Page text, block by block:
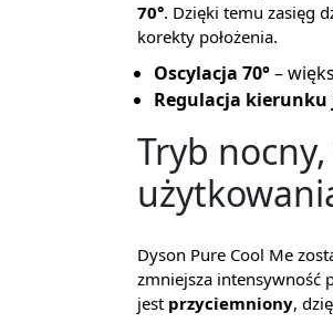
70°. Dzięki temu zasięg
korekty położenia.
Oscylacja 70°–
Regulacja
Tryb
Dyson Pure Cool Me
zmniejsza intensywność
jest przyciemniony,